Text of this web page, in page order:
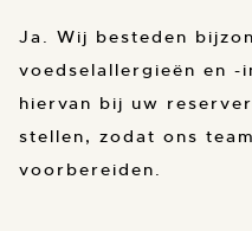
Ja. Wij besteden
voedselallergieën en -
hiervan bij uw
stellen, zodat ons
voorbereiden.